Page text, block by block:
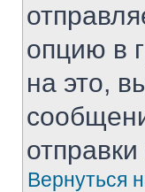
опцию в
на это,
Вернуться